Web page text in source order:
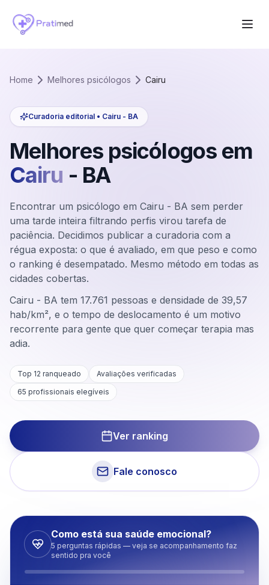
Home Melhores psicólogos Cairu
Curadoria editorial • Cairu - BA
Melhores psicólogos em
Cairu - BA
Encontrar um psicólogo em Cairu - BA sem perder
uma tarde inteira filtrando perfis virou tarefa de
paciência. Decidimos publicar a curadoria com a
régua exposta: o que é avaliado, em que peso e como
o ranking é desempatado. Mesmo método em todas as
cidades cobertas.
Cairu - BA tem 17.761 pessoas e densidade de 39,57
hab/km², e o tempo de deslocamento é um motivo
recorrente para gente que quer começar terapia mas
adia.
Top 12 ranqueado
Avaliações verificadas
65 profissionais elegíveis
Ver ranking
Fale conosco
Como está sua saúde emocional?
5 perguntas rápidas — veja se acompanhamento faz
sentido pra você